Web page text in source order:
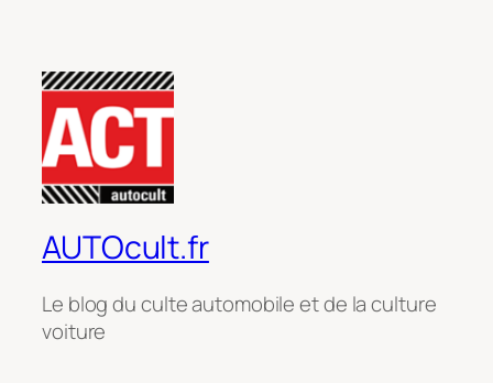
AUTOcult.fr
Le blog du culte automobile et de la culture
voiture